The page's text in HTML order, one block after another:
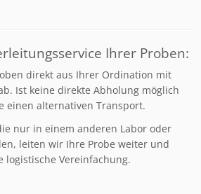
Ihrer Proben:
direkt aus Ihrer Ordination mit
Ist keine direkte Abholung möglich
einen alternativen Transport.
nur in einem anderen Labor oder
leiten wir Ihre Probe weiter und
logistische Vereinfachung.